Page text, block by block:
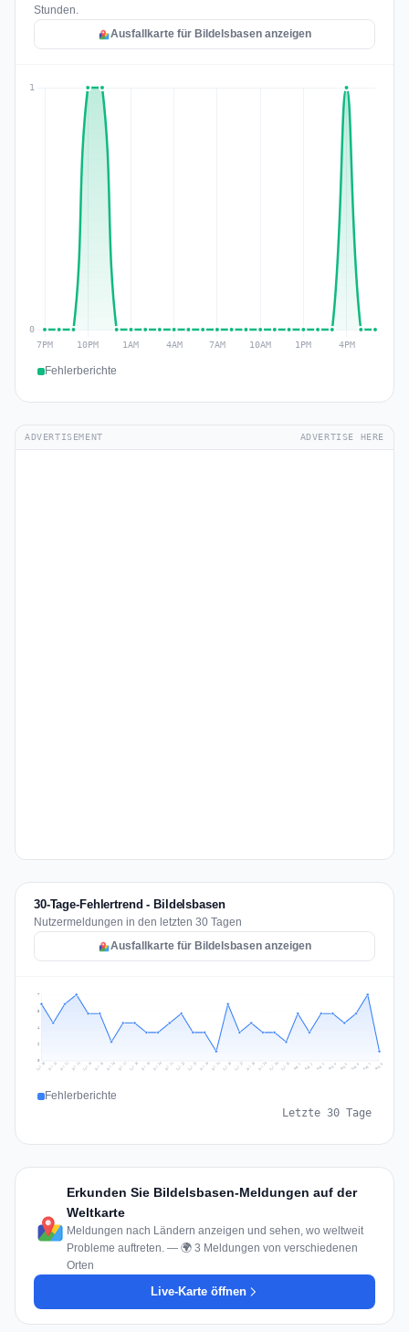
Stunden.
Ausfallkarte für Bildelsbasen anzeigen
Fehlerberichte
ADVERTISEMENT ADVERTISE HERE
30-Tage-Fehlertrend - Bildelsbasen
Nutzermeldungen in den letzten 30 Tagen
Ausfallkarte für Bildelsbasen anzeigen
2
4
5
7
Jul 10 Jul 11 Jul 12 Jul 13 Jul 14 Jul 15 Jul 16 Jul 17 Jul 18 Jul 19 Jul 20 Jul 21 Jul 22 Jul 23 Jul 24 Jul 25 Jul 26 Jul 27 Jul 28 Jul 29 Jul 30 Jul 31 Aug 1 Aug 2 Aug 3 Aug 4 Aug 5 Aug 6 Aug 7 Aug 8
Fehlerberichte
Letzte 30 Tage
Erkunden Sie Bildelsbasen-Meldungen auf der
Weltkarte
Meldungen nach Ländern anzeigen und sehen, wo weltweit
Probleme auftreten. — 🌍 3 Meldungen von verschiedenen
Orten
Live-Karte öffnen